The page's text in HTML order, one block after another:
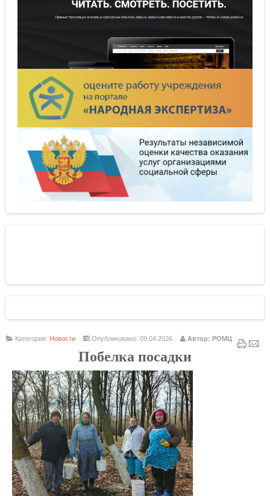
Категория: Новости Опубликовано: 09.04.2026 Автор: РОМЦ
Побелка посадки